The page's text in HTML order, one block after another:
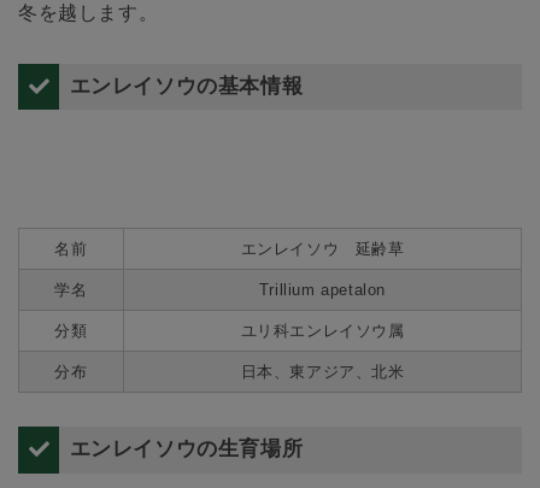
冬を越します。
エンレイソウの基本情報
名前 エンレイソウ 延齢草
学名 Trillium apetalon
分類 ユリ科エンレイソウ属
分布 日本、東アジア、北米
エンレイソウの生育場所